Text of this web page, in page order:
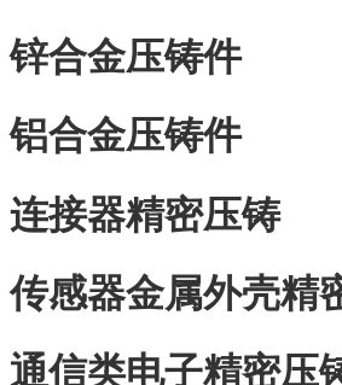
锌合金压铸件
铝合金压铸件
连接器精密压铸
传感器金属外壳精
通信类电子精密压